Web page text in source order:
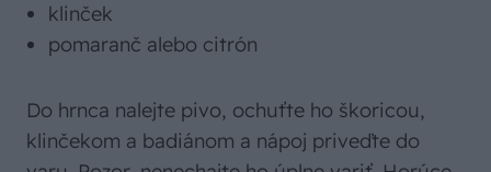
klinček
pomaranč alebo citrón
Do hrnca nalejte pivo, ochuťte ho škoricou,
klinčekom a badiánom a nápoj priveďte do